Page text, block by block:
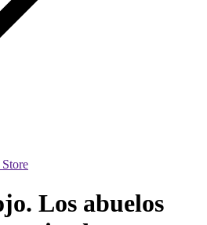
Los abuelos